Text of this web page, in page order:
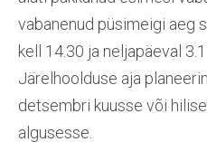
vabanenud püsimeigi aeg
kell 14.30 ja neljapäeval
Järelhoolduse aja
detsembri kuusse või
algusesse.